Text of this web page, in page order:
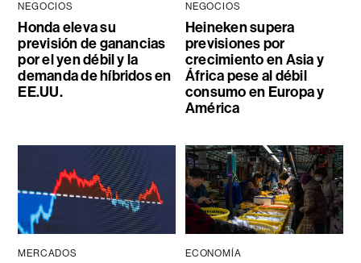
NEGOCIOS
Honda eleva su
previsión de ganancias
por el yen débil y la
demanda de híbridos en
EE.UU.
NEGOCIOS
Heineken supera
previsiones por
crecimiento en Asia y
África pese al débil
consumo en Europa y
América
MERCADOS ECONOMÍA